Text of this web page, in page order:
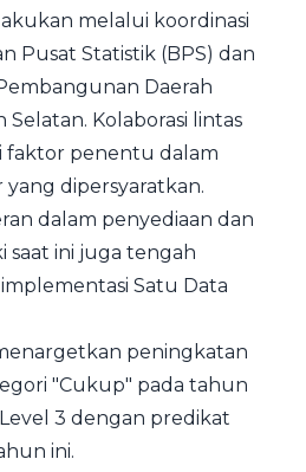
melalui koordinasi
Pusat Statistik (BPS) dan
Daerah
Kolaborasi lintas
faktor penentu dalam
dipersyaratkan.
dalam penyediaan dan
saat ini juga tengah
Satu Data
peningkatan
"Cukup" pada tahun
3 dengan predikat
ini.